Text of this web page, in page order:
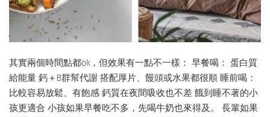
其實兩個時間點都ok，但效果有一點不一樣： 早餐喝： 蛋白質
給能量 鈣＋B群幫代謝 搭配厚片、饅頭或水果都很順 睡前喝：
比較容易放鬆、有飽感 鈣質在夜間吸收也不差 餓到睡不著的小
孩更適合 小孩如果早餐吃不多，先喝牛奶也來得及。 長輩如果